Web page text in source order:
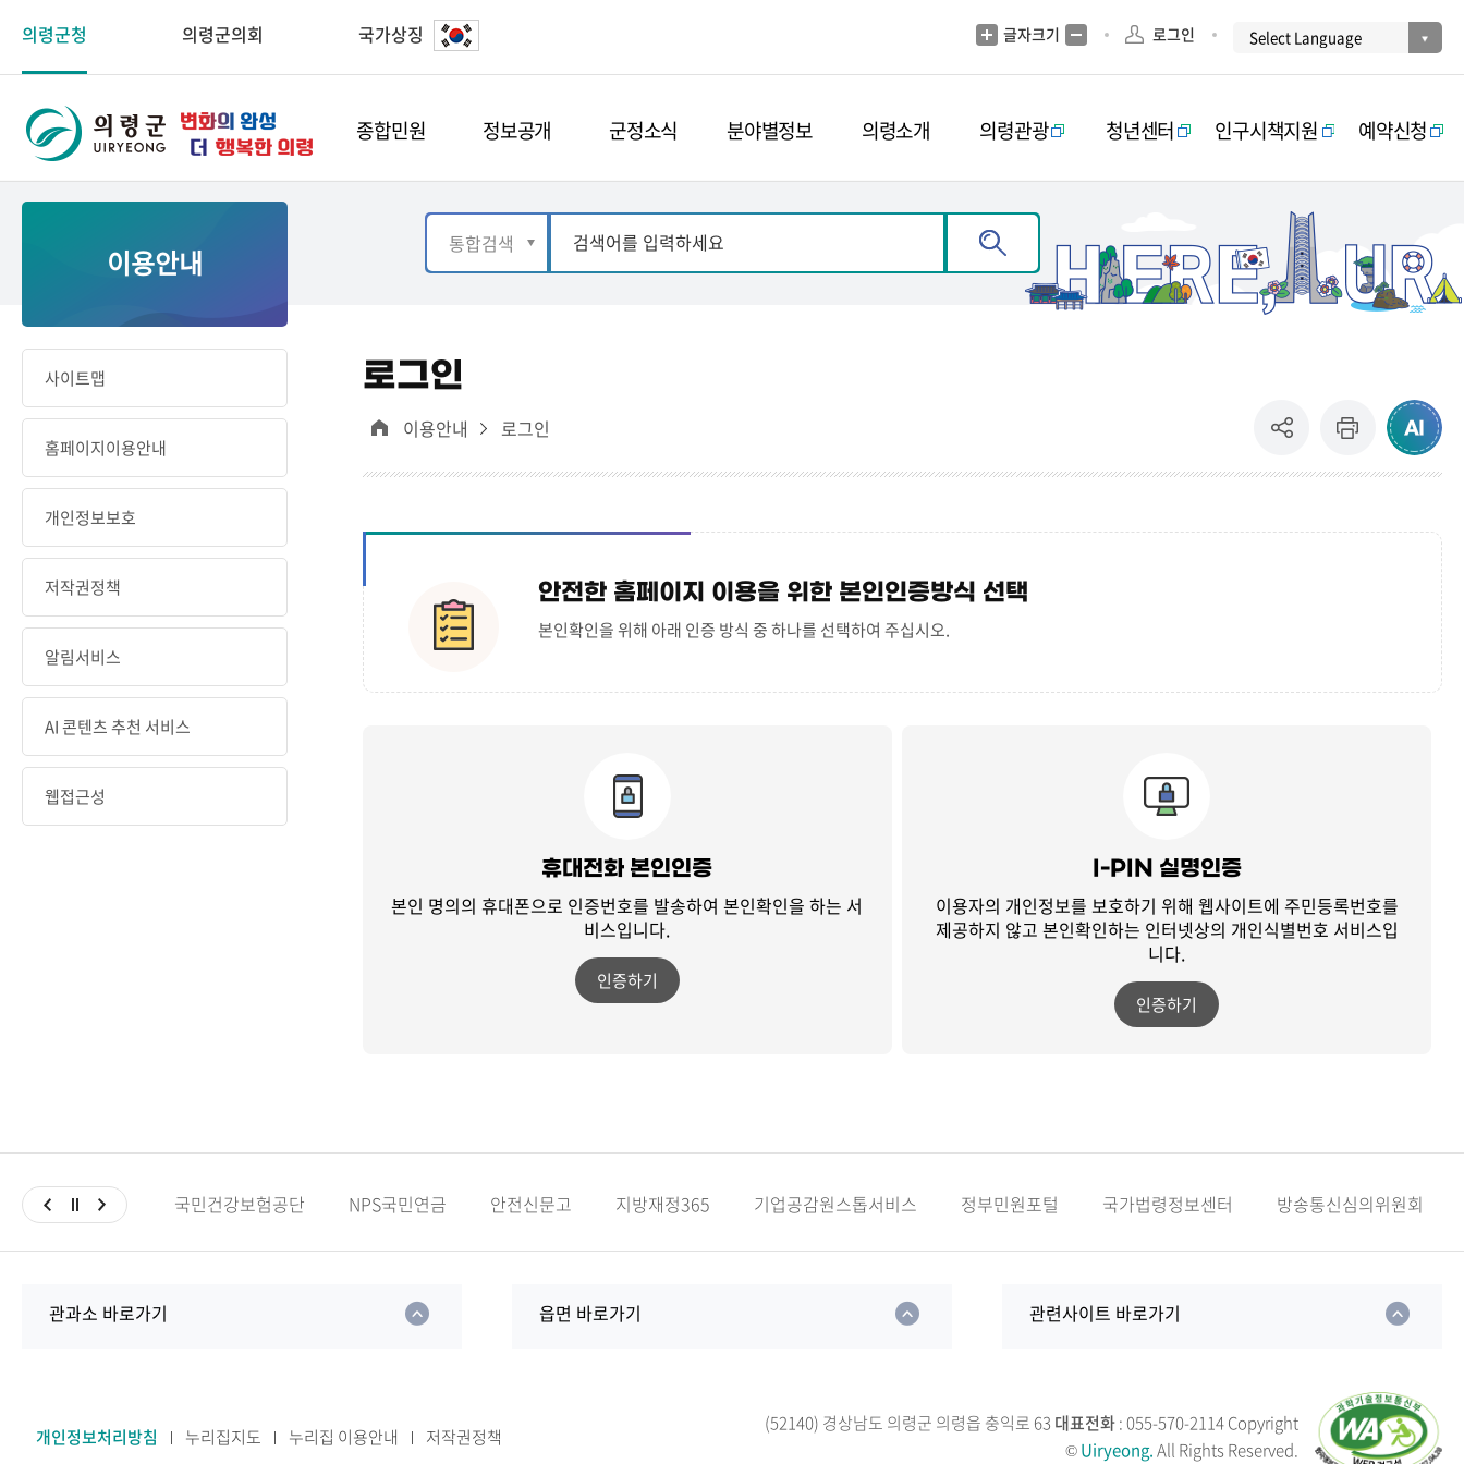
의령군청 의령군의회 국가상징 글자크기 로그인
종합민원 정보공개 군정소식 분야별정보 의령소개 의령관광 청년센터 인구시책지원 예약신청
이용안내
사이트맵
홈페이지이용안내
개인정보보호
저작권정책
알림서비스
AI 콘텐츠 추천 서비스
웹접근성
로그인
이용안내 로그인
안전한 홈페이지 이용을 위한 본인인증방식 선택
본인확인을 위해 아래 인증 방식 중 하나를 선택하여 주십시오.
휴대전화 본인인증
본인 명의의 휴대폰으로 인증번호를 발송하여본인확인을 하는 서
비스입니다.
인증하기
I-PIN 실명인증
이용자의 개인정보를 보호하기 위해 웹사이트에 주민등록번호를
제공하지 않고 본인확인하는 인터넷상의 개인식별번호 서비스입
니다.
인증하기
국민건강보험공단 NPS국민연금 안전신문고 지방재정365 기업공감원스톱서비스 정부민원포털 국가법령정보센터 방송통신심의위원회
관과소 바로가기 읍면 바로가기 관련사이트 바로가기
개인정보처리방침 누리집지도 누리집 이용안내 저작권정책
(52140) 경상남도 의령군 의령읍 충익로 63 대표전화: 055-570-2114Copyright
©Uiryeong.All Rights Reserved.